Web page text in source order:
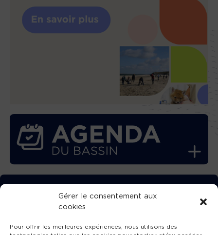
Gérer le consentement aux
cookies
Pour offrir les meilleures expériences, nous utilisons des
TÉLÉCHARGEZ GRATUITEMENT
L’APPLICATION TVBA !